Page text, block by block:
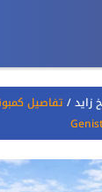
زايد/ تفاصيل